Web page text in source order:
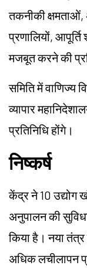
तकनीकी क्षमताओं,
प्रणालियों,
मजबूत करने की
समिति में वाणिज्य
व्यापार
प्रतिनिधि होंगे।
निष्कर्ष
केंद्र ने 10 उद्योग
अनुपालन की
किया है। नया
अधिक लचीलापन